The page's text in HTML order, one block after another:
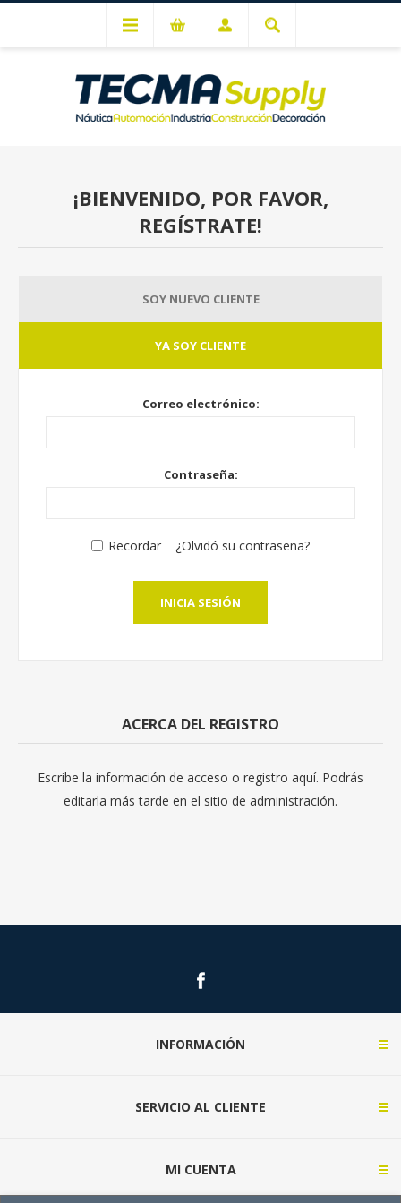
¡BIENVENIDO, POR FAVOR,
REGÍSTRATE!
SOY NUEVO CLIENTE
YA SOY CLIENTE
Correo electrónico:
Contraseña:
Recordar ¿Olvidó su contraseña?
INICIA SESIÓN
ACERCA DEL REGISTRO
Escribe la información de acceso o registro aquí. Podrás
editarla más tarde en el sitio de administración.
INFORMACIÓN
SERVICIO AL CLIENTE
MI CUENTA